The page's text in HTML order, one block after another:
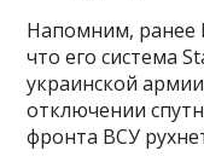
Напомним, ранее
что его система
украинской
отключении
фронта ВСУ